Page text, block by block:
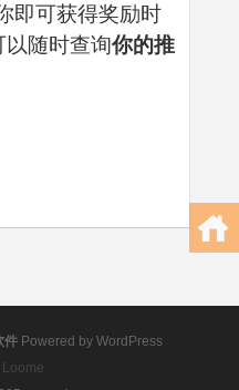
即可获得奖励时
以随时查询你的推
件 Powered by WordPress